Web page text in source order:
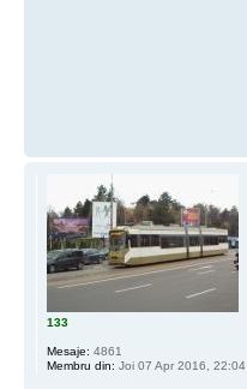
133
Mesaje: 4861
Membru din: Joi 07 Apr 2016, 22:04